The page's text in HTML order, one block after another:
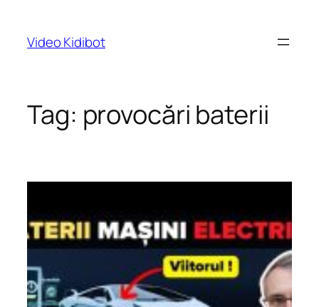
content
Video Kidibot
Tag: provocări baterii